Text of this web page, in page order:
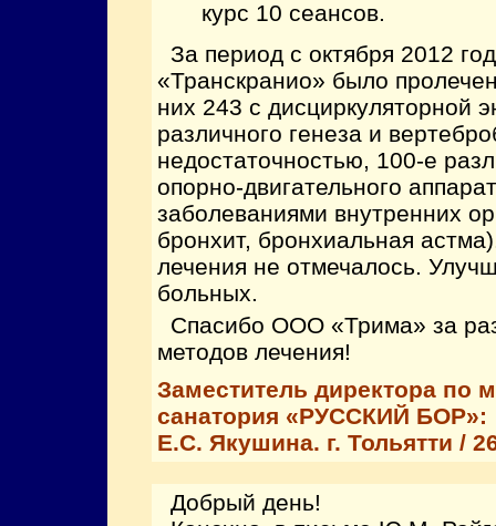
курс 10 сеансов.
За период с октября 2012
«Транскранио» было
них 243 с дисциркуляторной
различного генеза и
недостаточностью, 100-е
опорно-двигательного
заболеваниями внутренних
бронхит, бронхиальная
лечения не отмечалось.
больных.
Спасибо ООО «Трима» за
методов лечения!
Заместитель директора по
санатория «РУССКИЙ БОР»:
Е.С. Якушина. г. Тольятти /
Добрый день!